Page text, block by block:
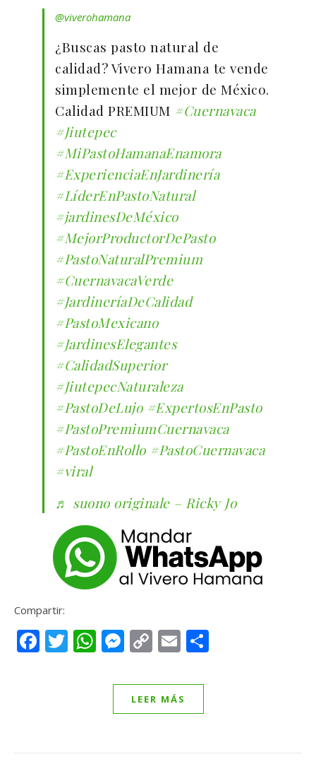
@viverohamana
¿Buscas pasto natural de
calidad? Vivero Hamana te vende
simplemente el mejor de México.
Calidad PREMIUM #Cuernavaca
#Jiutepec
#MiPastoHamanaEnamora
#ExperienciaEnJardinería
#LíderEnPastoNatural
#jardinesDeMéxico
#MejorProductorDePasto
#PastoNaturalPremium
#CuernavacaVerde
#JardineríaDeCalidad
#PastoMexicano
#JardinesElegantes
#CalidadSuperior
#JiutepecNaturaleza
#PastoDeLujo #ExpertosEnPasto
#PastoPremiumCuernavaca
#PastoEnRollo #PastoCuernavaca
#viral
♬ suono originale – Ricky Jo
Compartir:
Facebook
Twitter
WhatsApp
Messenger
CopyEmail
LEER MÁS